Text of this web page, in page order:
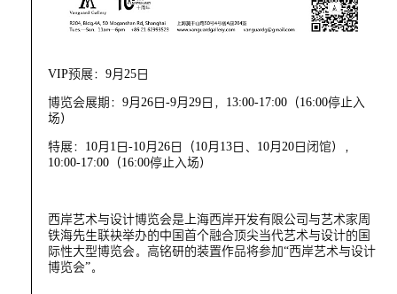
VIP预展：9月25日
博览会展期：9月26日-9月29日，13:00-17:00（16:00停止入
场）
特展：10月1日-10月26日（10月13日、10月20日闭馆），
10:00-17:00（16:00停止入场）
西岸艺术与设计博览会是上海西岸开发有限公司与艺术家周
铁海先生联袂举办的中国首个融合顶尖当代艺术与设计的国
际性大型博览会。高铭研的装置作品将参加“西岸艺术与设计
博览会”。